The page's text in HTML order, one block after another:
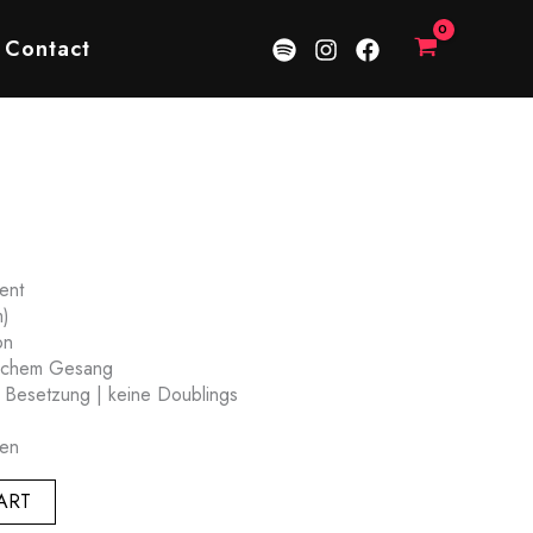
Contact
Gesang
| keine Doublings